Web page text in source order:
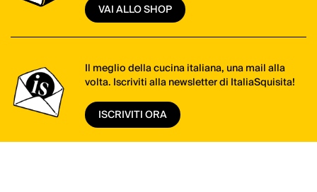
VAI ALLO SHOP
Il meglio della cucina italiana, una mail alla
volta. Iscriviti alla newsletter di ItaliaSquisita!
ISCRIVITI ORA